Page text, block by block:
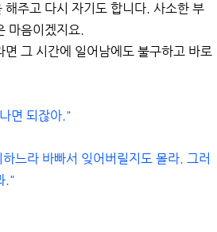
해주고 다시 자기도 합니다. 사소한 부
마음이겠지요.
그 시간에 일어남에도 불구하고 바로
면 되잖아."
느라 바빠서 잊어버릴지도 몰라. 그러
."